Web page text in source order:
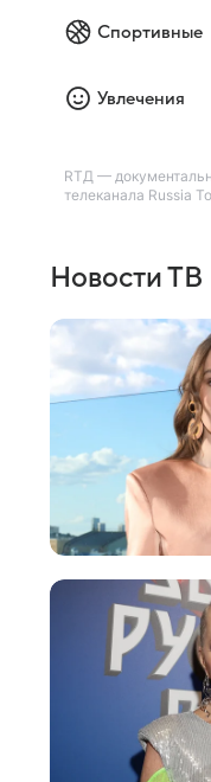
Спортивные
Увлечения
RTД —
телеканала Russia
Новости ТВ